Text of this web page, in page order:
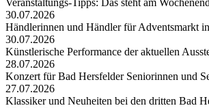
Veranstaltungs-Tipps: Das steht am
30.07.2026
Händlerinnen und Händler für Adventsmarkt
30.07.2026
Künstlerische Performance der aktuellen
28.07.2026
Konzert für Bad Hersfelder Seniorinnen und
27.07.2026
Klassiker und Neuheiten bei den dritten Bad